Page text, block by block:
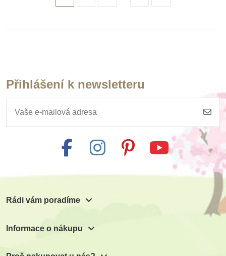
Přihlášení k newsletteru
Rádi vám poradíme
Informace o nákupu